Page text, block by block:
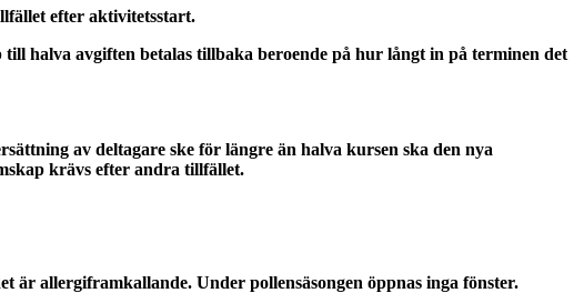
efter aktivitetsstart.
halva avgiften betalas tillbaka beroende på hur långt in på terminen det
av deltagare ske för längre än halva kursen ska den nya
krävs efter andra tillfället.
allergiframkallande. Under pollensäsongen öppnas inga fönster.